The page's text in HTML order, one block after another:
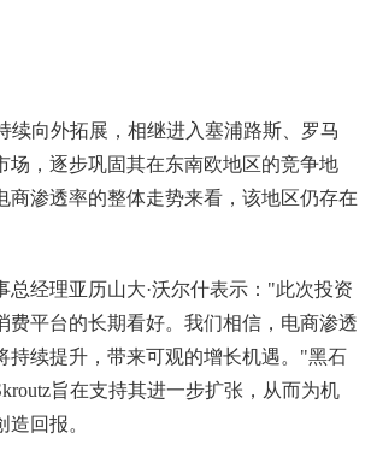
续向外拓展，相继进入塞浦路斯、罗马
场，逐步巩固其在东南欧地区的竞争地
商渗透率的整体走势来看，该地区仍存在
总经理亚历山大·沃尔什表示："此次投资
费平台的长期看好。我们相信，电商渗透
持续提升，带来可观的增长机遇。"黑石
旨在支持其进一步扩张，从而为机
回报。